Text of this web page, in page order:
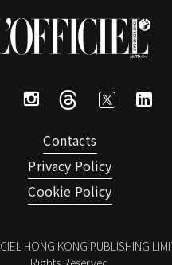
Contacts
Privacy Policy
Cookie Policy
HONG KONG PUBLISHING